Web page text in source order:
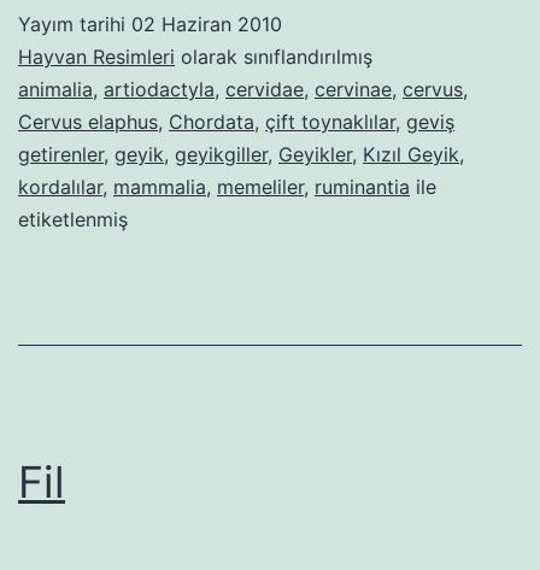
Yayım tarihi 02 Haziran 2010
Hayvan Resimleri olarak sınıflandırılmış
animalia, artiodactyla, cervidae, cervinae, cervus,
Cervus elaphus, Chordata, çift toynaklılar, geviş
getirenler, geyik, geyikgiller, Geyikler, Kızıl Geyik,
kordalılar, mammalia, memeliler, ruminantia ile
etiketlenmiş
Fil